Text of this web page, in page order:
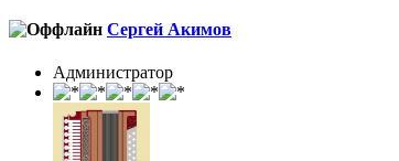
Сергей Акимов
Администратор